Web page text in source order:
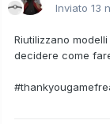
Inviato 13
Riutilizzano
decidere come